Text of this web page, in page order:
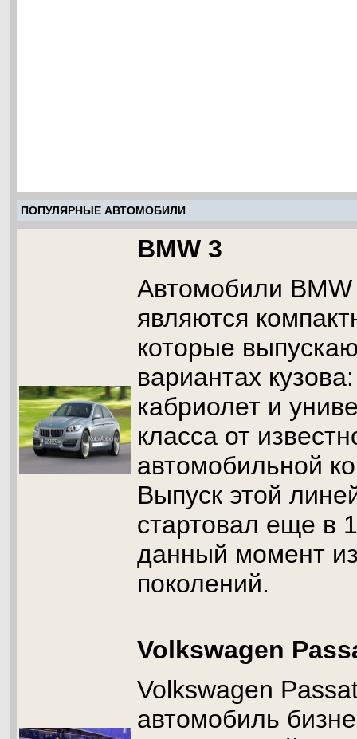
ПОПУЛЯРНЫЕ АВТОМОБИЛИ
BMW 3
Автомобили
являются
которые
вариантах
кабриолет и
класса от
автомобильной
Выпуск этой
стартовал еще в
данный момент
поколений.
Volkswagen
Volkswagen
автомобиль